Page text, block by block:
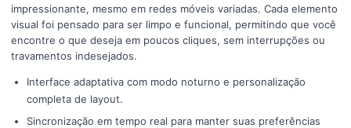
impressionante, mesmo em redes móveis variadas. Cada elemento
visual foi pensado para ser limpo e funcional, permitindo que você
encontre o que deseja em poucos cliques, sem interrupções ou
travamentos indesejados.
Interface adaptativa com modo noturno e personalização
completa de layout.
Sincronização em tempo real para manter suas preferências